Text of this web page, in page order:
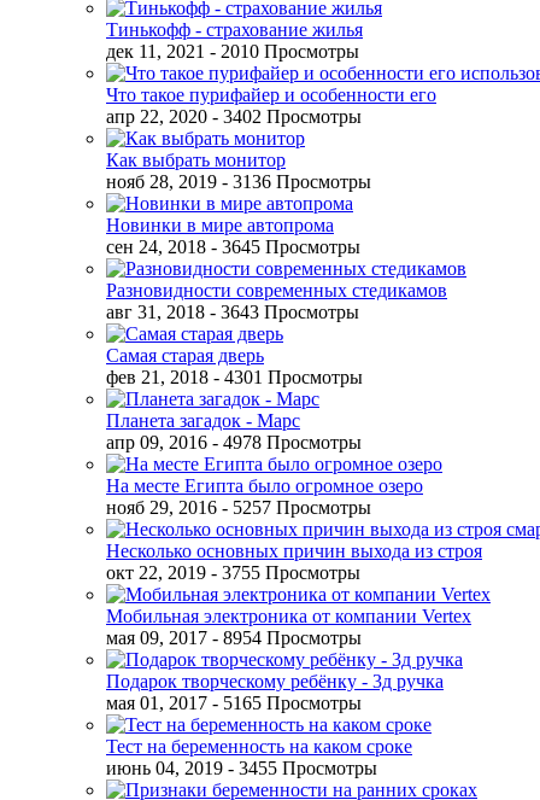
Тинькофф - страхование жилья
дек 11, 2021 - 2010 Просмотры
Что такое пурифайер и особенности его
апр 22, 2020 - 3402 Просмотры
Как выбрать монитор
нояб 28, 2019 - 3136 Просмотры
Новинки в мире автопрома
сен 24, 2018 - 3645 Просмотры
Разновидности современных стедикамов
авг 31, 2018 - 3643 Просмотры
Самая старая дверь
фев 21, 2018 - 4301 Просмотры
Планета загадок - Марс
апр 09, 2016 - 4978 Просмотры
На месте Египта было огромное озеро
нояб 29, 2016 - 5257 Просмотры
Несколько основных причин выхода из строя
окт 22, 2019 - 3755 Просмотры
Мобильная электроника от компании Vertex
мая 09, 2017 - 8954 Просмотры
Подарок творческому ребёнку - 3д ручка
мая 01, 2017 - 5165 Просмотры
Тест на беременность на каком сроке
июнь 04, 2019 - 3455 Просмотры